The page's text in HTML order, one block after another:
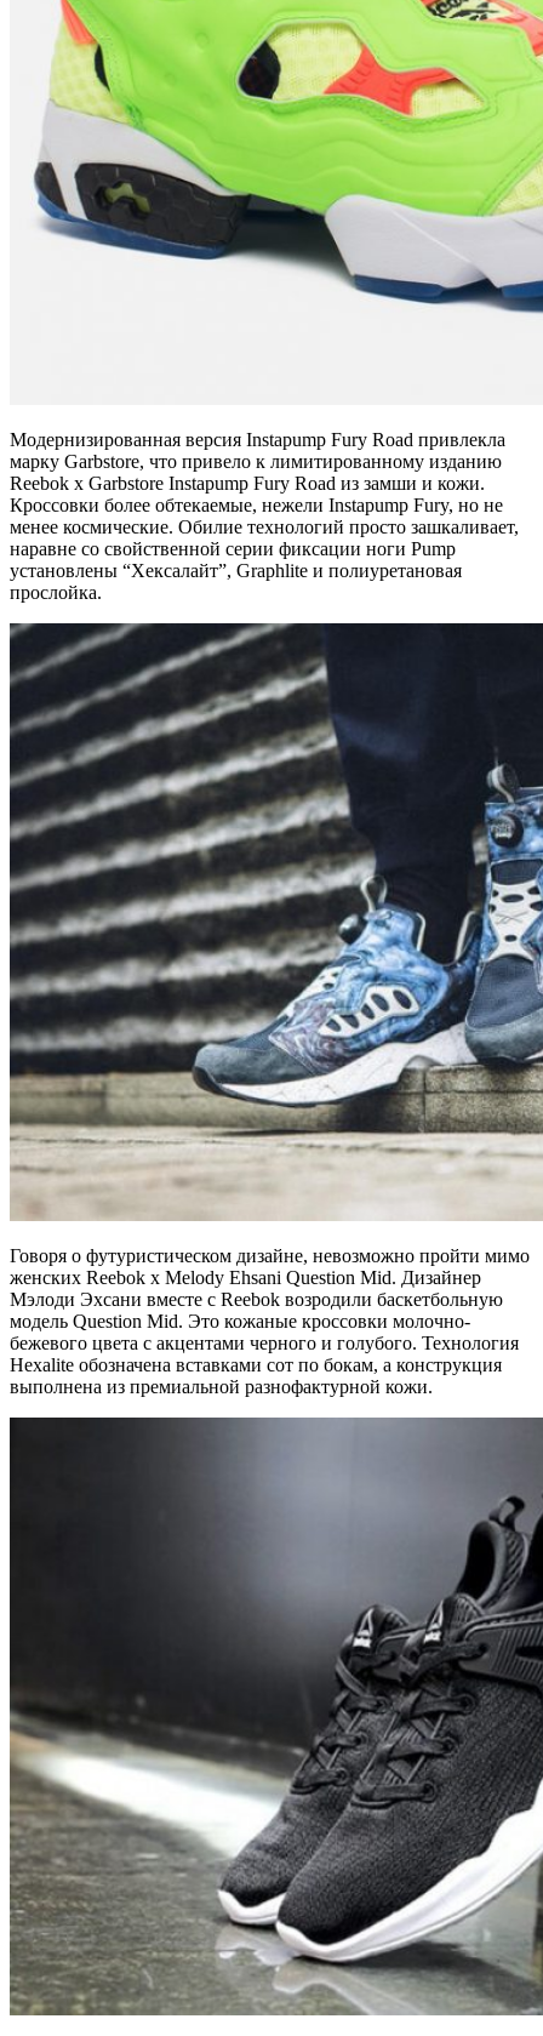
Модернизированная версия Instapump Fury Road привлекла
марку Garbstore, что привело к лимитированному изданию
Reebok x Garbstore Instapump Fury Road из замши и кожи.
Кроссовки более обтекаемые, нежели Instapump Fury, но не
менее космические. Обилие технологий просто зашкаливает,
наравне со свойственной серии фиксации ноги Pump
установлены “Хексалайт”, Graphlite и полиуретановая
прослойка.
Говоря о футуристическом дизайне, невозможно пройти мимо
женских Reebok x Melody Ehsani Question Mid. Дизайнер
Мэлоди Эхсани вместе с Reebok возродили баскетбольную
модель Question Mid. Это кожаные кроссовки молочно-
бежевого цвета с акцентами черного и голубого. Технология
Hexalite обозначена вставками сот по бокам, а конструкция
выполнена из премиальной разнофактурной кожи.